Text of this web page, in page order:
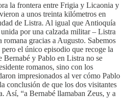
la frontera entre Frigia y Licaonia y
a unos treinta kilómetros en
de Listra. Al igual que Antioquía
por una calzada militar – Listra
gracias a Augusto. Sabemos
el único episodio que recoge la
Bernabé y Pablo en Listra no se
romanos, sino con los
impresionados al ver cómo Pablo
conclusión de que los dos visitantes
Así, “a Bernabé llamaban Zeus, y a